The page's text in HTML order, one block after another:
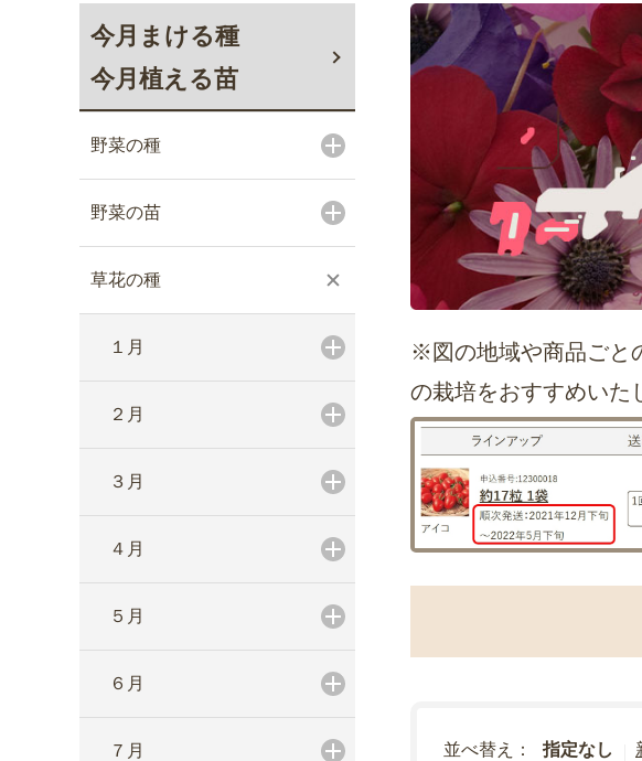
今月まける種
今月植える苗
野菜の種
野菜の苗
草花の種
１月
２月
３月
４月
５月
６月
７月
※図の地域や商品ごと
の栽培をおすすめいた
並べ替え： 指定なし